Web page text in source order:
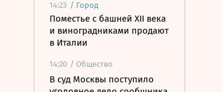
14:23 / Город
Поместье с башней XII века
и виноградниками продают
в Италии
14:20 / Общество
В суд Москвы поступило